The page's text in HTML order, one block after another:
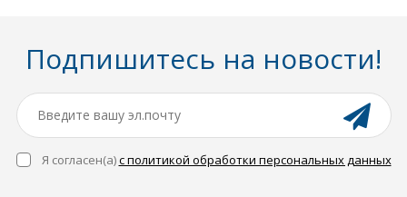
Подпишитесь на новости!
Я согласен(a)с политикой обработки персональных данных